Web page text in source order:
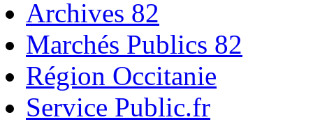
Archives 82
Marchés Publics 82
Région Occitanie
Service Public.fr